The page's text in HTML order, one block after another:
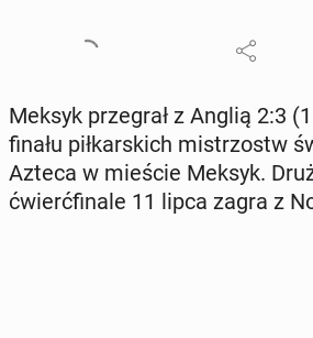
Meksyk prze­grał z Anglią 2:3
finału pił­kar­skich mi­strzostw
Azteca w mieście Meksyk.
ćwierć­fi­na­le 11 lipca zagra z